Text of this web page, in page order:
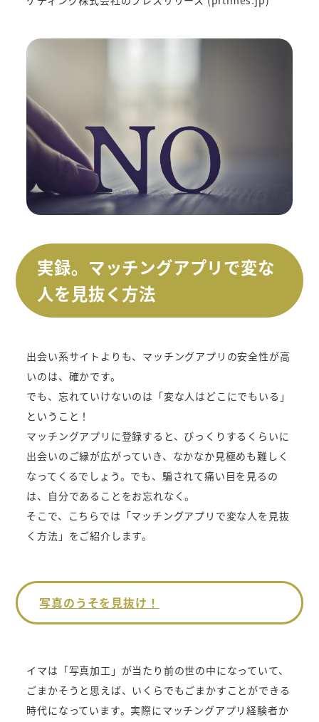
実録。マッチングアプリで変な
人を見抜く方法
出会い系サイトよりも、マッチングアプリの安全性が高
いのは、確かです。
でも、忘れていけないのは「変な人はどこにでもいる」
ということ！
マッチングアプリに登録すると、びっくりするくらいに
出会いのご縁が広がっていき、なかなか見極めも難しく
なってくるでしょう。でも、騙されて痛い目を見るの
は、自分であることをお忘れなく。
そこで、こちらでは「マッチングアプリで変な人を見抜
く方法」をご紹介します。
写真のうそを見抜け！
イマは「写真加工」が当たり前の世の中になっていて、
ごまかそうと思えば、いくらでもごまかすことができる
時代になっています。実際にマッチングアプリ経験者か